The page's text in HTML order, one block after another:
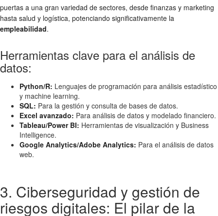
puertas a una gran variedad de sectores, desde finanzas y marketing
hasta salud y logística, potenciando significativamente la
empleabilidad.
Herramientas clave para el análisis de
datos:
Python/R: Lenguajes de programación para análisis estadístico
y machine learning.
SQL: Para la gestión y consulta de bases de datos.
Excel avanzado: Para análisis de datos y modelado financiero.
Tableau/Power BI: Herramientas de visualización y Business
Intelligence.
Google Analytics/Adobe Analytics: Para el análisis de datos
web.
3. Ciberseguridad y gestión de
riesgos digitales: El pilar de la